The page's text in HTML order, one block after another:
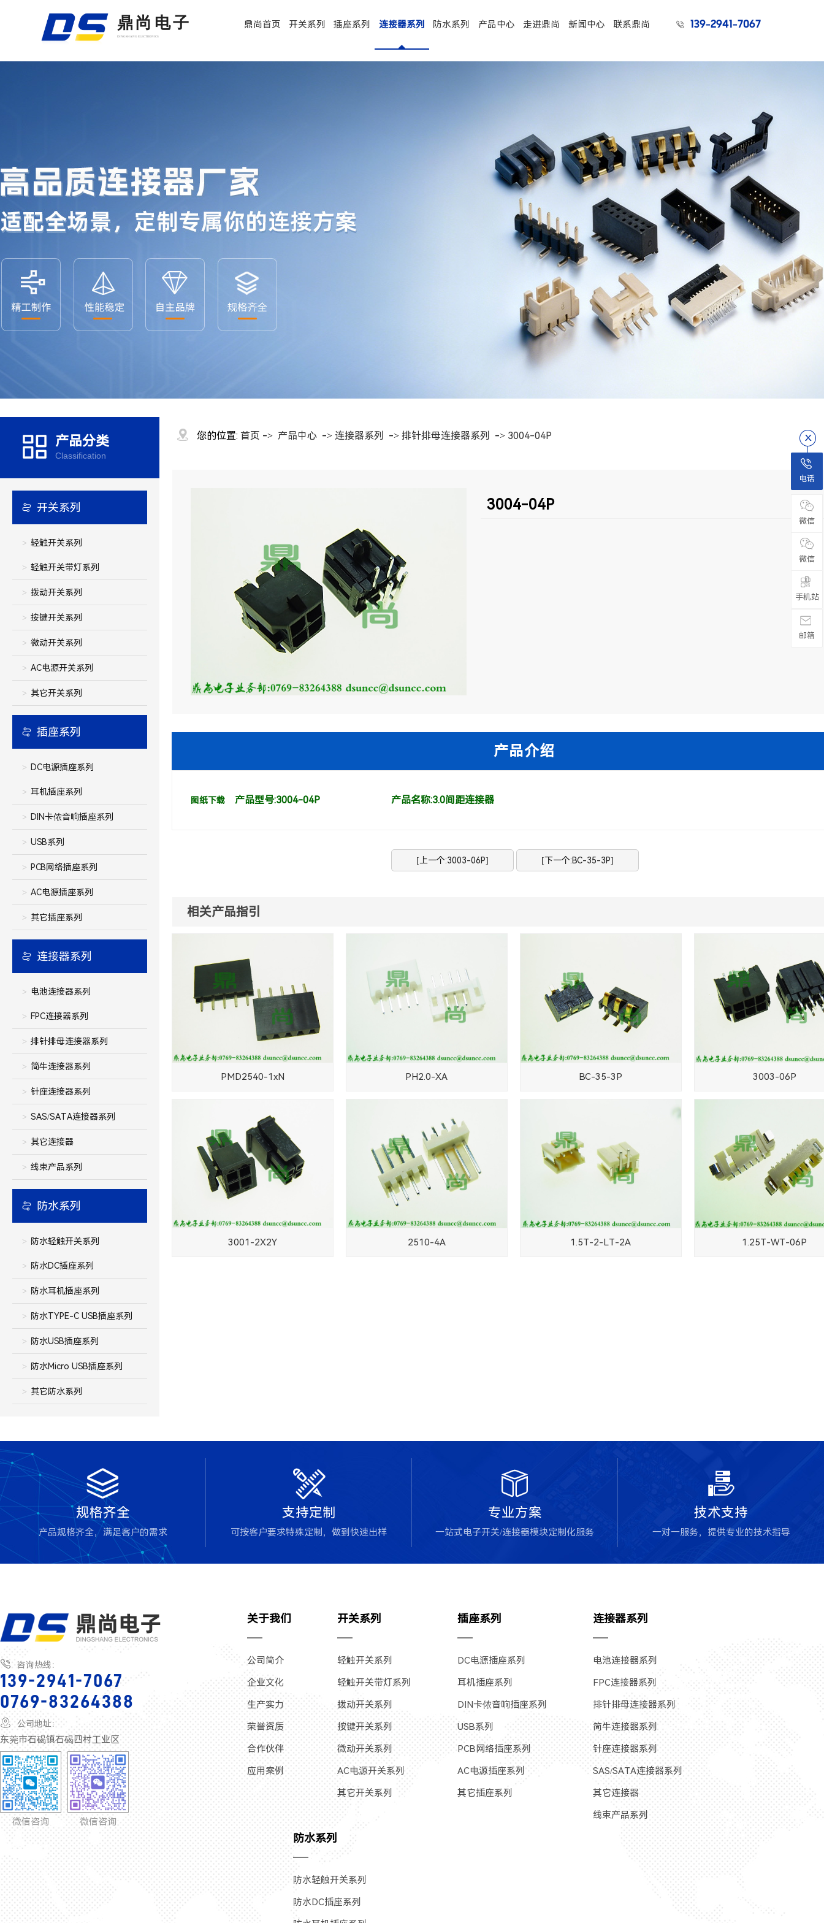
鼎尚电子
DINGSHANG ELECTRONICS
鼎尚首页 开关系列 插座系列 连接器系列 防水系列 产品中心 走进鼎尚 新闻中心 联系鼎尚  139-2941-7067
产品分类
Classification
开关系列
轻触开关系列
轻触开关带灯系列
拨动开关系列
按键开关系列
微动开关系列
AC电源开关系列
其它开关系列
插座系列
DC电源插座系列
耳机插座系列
DIN卡侬音响插座系列
USB系列
PCB网络插座系列
AC电源插座系列
其它插座系列
连接器系列
电池连接器系列
FPC连接器系列
排针排母连接器系列
简牛连接器系列
针座连接器系列
SAS/SATA连接器系列
其它连接器
线束产品系列
防水系列
防水轻触开关系列
防水DC插座系列
防水耳机插座系列
防水TYPE-C USB插座系列
防水USB插座系列
防水Micro USB插座系列
其它防水系列
您的位置: 首页 -> 产品中心 -> 连接器系列 -> 排针排母连接器系列 -> 3004-04P
3004-04P
图纸下载 产品型号:3004-04P 产品名称:3.0间距连接器
[上一个:3003-06P] [下一个:BC-35-3P]
相关产品指引
PMD2540-1xN PH2.0-XA BC-35-3P 3003-06P
3001-2X2Y 2510-4A 1.5T-2-LT-2A 1.25T-WT-06P

规格齐全
产品规格齐全，满足客户的需求

支持定制
可按客户要求特殊定制，做到快速出样

专业方案
一站式电子开关/连接器模块定制化服务

技术支持
一对一服务，提供专业的技术指导
 咨询热线：
139-2941-7067
0769-83264388
 公司地址：
东莞市石碣镇石碣四村工业区
微信咨询 微信咨询
关于我们
公司简介
企业文化
生产实力
荣誉资质
合作伙伴
应用案例
开关系列
轻触开关系列
轻触开关带灯系列
拨动开关系列
按键开关系列
微动开关系列
AC电源开关系列
其它开关系列
插座系列
DC电源插座系列
耳机插座系列
DIN卡侬音响插座系列
USB系列
PCB网络插座系列
AC电源插座系列
其它插座系列
连接器系列
电池连接器系列
FPC连接器系列
排针排母连接器系列
简牛连接器系列
针座连接器系列
SAS/SATA连接器系列
其它连接器
线束产品系列
防水系列
防水轻触开关系列
防水DC插座系列
电话
微信
微信

手机站
邮箱